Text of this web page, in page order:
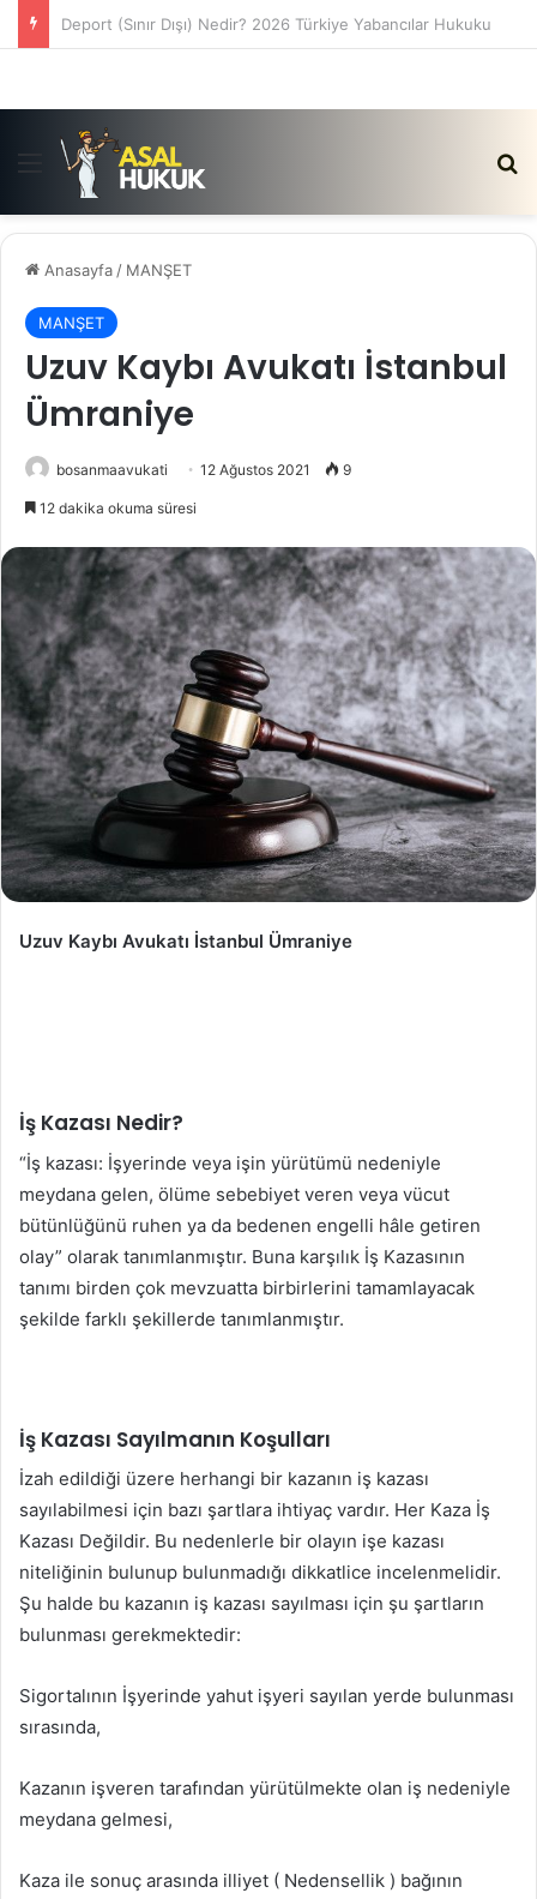
Satış Vaadi Sözleşmesi İptali Nedir?
Menü
Anasayfa / MANŞET
MANŞET
Uzuv Kaybı Avukatı İstanbul
Ümraniye
bosanmaavukati 12 Ağustos 2021 9
12 dakika okuma süresi
Uzuv Kaybı Avukatı İstanbul Ümraniye
İş Kazası Nedir?
“İş kazası: İşyerinde veya işin yürütümü nedeniyle
meydana gelen, ölüme sebebiyet veren veya vücut
bütünlüğünü ruhen ya da bedenen engelli hâle getiren
olay” olarak tanımlanmıştır. Buna karşılık İş Kazasının
tanımı birden çok mevzuatta birbirlerini tamamlayacak
şekilde farklı şekillerde tanımlanmıştır.
İş Kazası Sayılmanın Koşulları
İzah edildiği üzere herhangi bir kazanın iş kazası
sayılabilmesi için bazı şartlara ihtiyaç vardır. Her Kaza İş
Kazası Değildir. Bu nedenlerle bir olayın işe kazası
niteliğinin bulunup bulunmadığı dikkatlice incelenmelidir.
Şu halde bu kazanın iş kazası sayılması için şu şartların
bulunması gerekmektedir:
Sigortalının İşyerinde yahut işyeri sayılan yerde bulunması
sırasında,
Kazanın işveren tarafından yürütülmekte olan iş nedeniyle
meydana gelmesi,
Kaza ile sonuç arasında illiyet ( Nedensellik ) bağının